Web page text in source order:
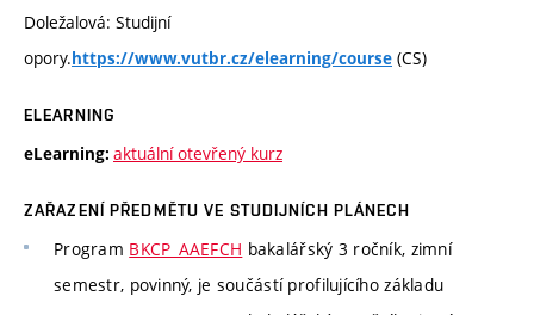
Doležalová: Studijní
opory.https://www.vutbr.cz/elearning/course (CS)
ELEARNING
eLearning: aktuální otevřený kurz
ZAŘAZENÍ PŘEDMĚTU VE STUDIJNÍCH PLÁNECH
Program BKCP_AAEFCH bakalářský 3 ročník, zimní
semestr, povinný, je součástí profilujícího základu